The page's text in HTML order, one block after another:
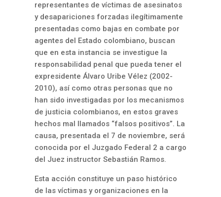
representantes de víctimas de asesinatos
y desapariciones forzadas ilegítimamente
presentadas como bajas en combate por
agentes del Estado colombiano, buscan
que en esta instancia se investigue la
responsabilidad penal que pueda tener el
expresidente Álvaro Uribe Vélez (2002-
2010), así como otras personas que no
han sido investigadas por los mecanismos
de justicia colombianos, en estos graves
hechos mal llamados “falsos positivos”. La
causa, presentada el 7 de noviembre, será
conocida por el Juzgado Federal 2 a cargo
del Juez instructor Sebastián Ramos.
Esta acción constituye un paso histórico
de las víctimas y organizaciones en la